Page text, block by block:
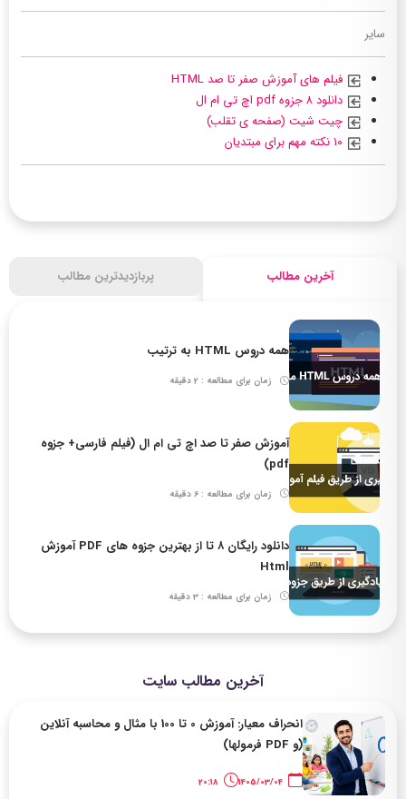
سایر
فیلم های آموزش صفر تا صد HTML
دانلود ۸ جزوه pdf اچ تی ام ال
چیت شیت (صفحه ی تقلب)
آخرین مطالب پربازدیدترین مطالب
همه دروس HTML به ترتیب
زمان برای مطالعه : 2 دقیقه
آموزش صفر تا صد اچ تی ام ال (فیلم فارسی+ جزوه
pdf)
زمان برای مطالعه : 6 دقیقه
دانلود رایگان ۸ تا از بهترین جزوه های PDF آموزش
Html
زمان برای مطالعه : 3 دقیقه
آخرین مطالب سایت
انحراف معیار: آموزش 0 تا 100 با مثال و محاسبه آنلاین
(و PDF فرمولها)
20:18